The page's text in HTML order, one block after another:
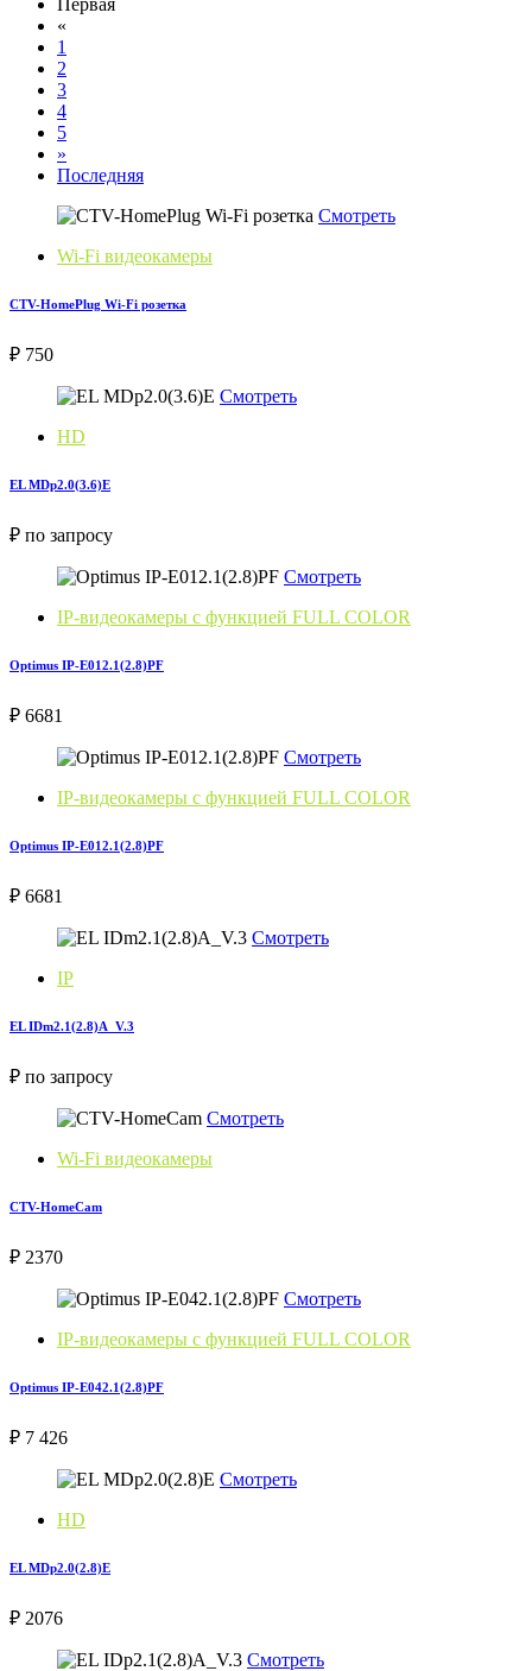
Первая
«
1
2
3
4
5
»
Последняя
Смотреть
Wi-Fi видеокамеры
CTV-HomePlug Wi-Fi розетка
₽ 750
Смотреть
HD
EL MDp2.0(3.6)E
₽ по запросу
Смотреть
IP-видеокамеры с функцией FULL COLOR
Optimus IP-E012.1(2.8)PF
₽ 6681
Смотреть
IP-видеокамеры с функцией FULL COLOR
Optimus IP-E012.1(2.8)PF
₽ 6681
Смотреть
IP
EL IDm2.1(2.8)A_V.3
₽ по запросу
Смотреть
Wi-Fi видеокамеры
CTV-HomeCam
₽ 2370
Смотреть
IP-видеокамеры с функцией FULL COLOR
Optimus IP-E042.1(2.8)PF
₽ 7 426
Смотреть
HD
EL MDp2.0(2.8)E
₽ 2076
Смотреть